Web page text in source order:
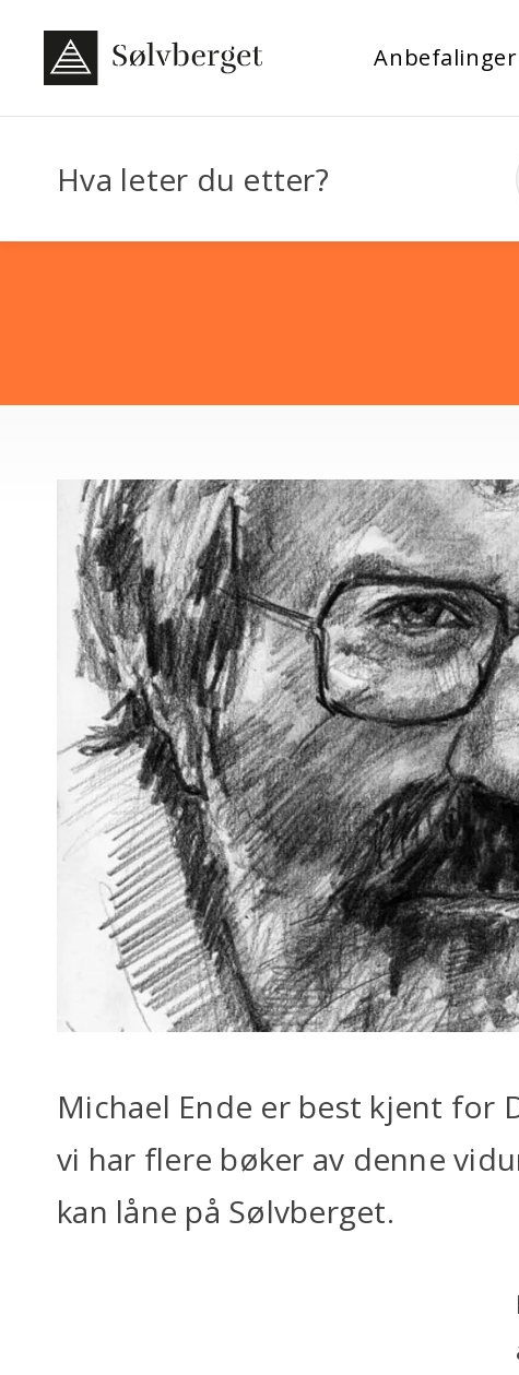
Anbefalinger
Hva leter du etter?
Michael Ende er best kjent for
vi har flere bøker av denne
kan låne på Sølvberget.